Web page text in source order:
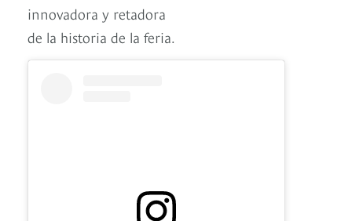
innovadora y retadora
de la historia de la feria.